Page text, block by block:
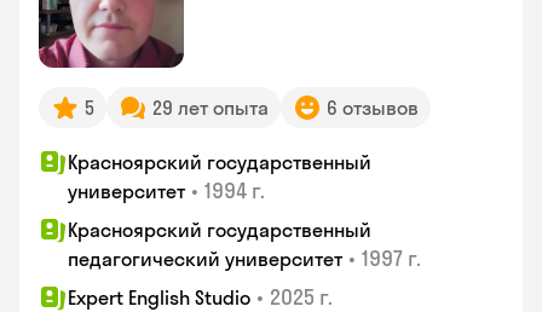
5 29 лет опыта 6 отзывов
Красноярский государственный
университет • 1994 г.
Красноярский государственный
педагогический университет • 1997 г.
Expert English Studio • 2025 г.